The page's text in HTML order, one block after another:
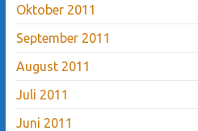
Oktober 2011
September 2011
August 2011
Juli 2011
Juni 2011